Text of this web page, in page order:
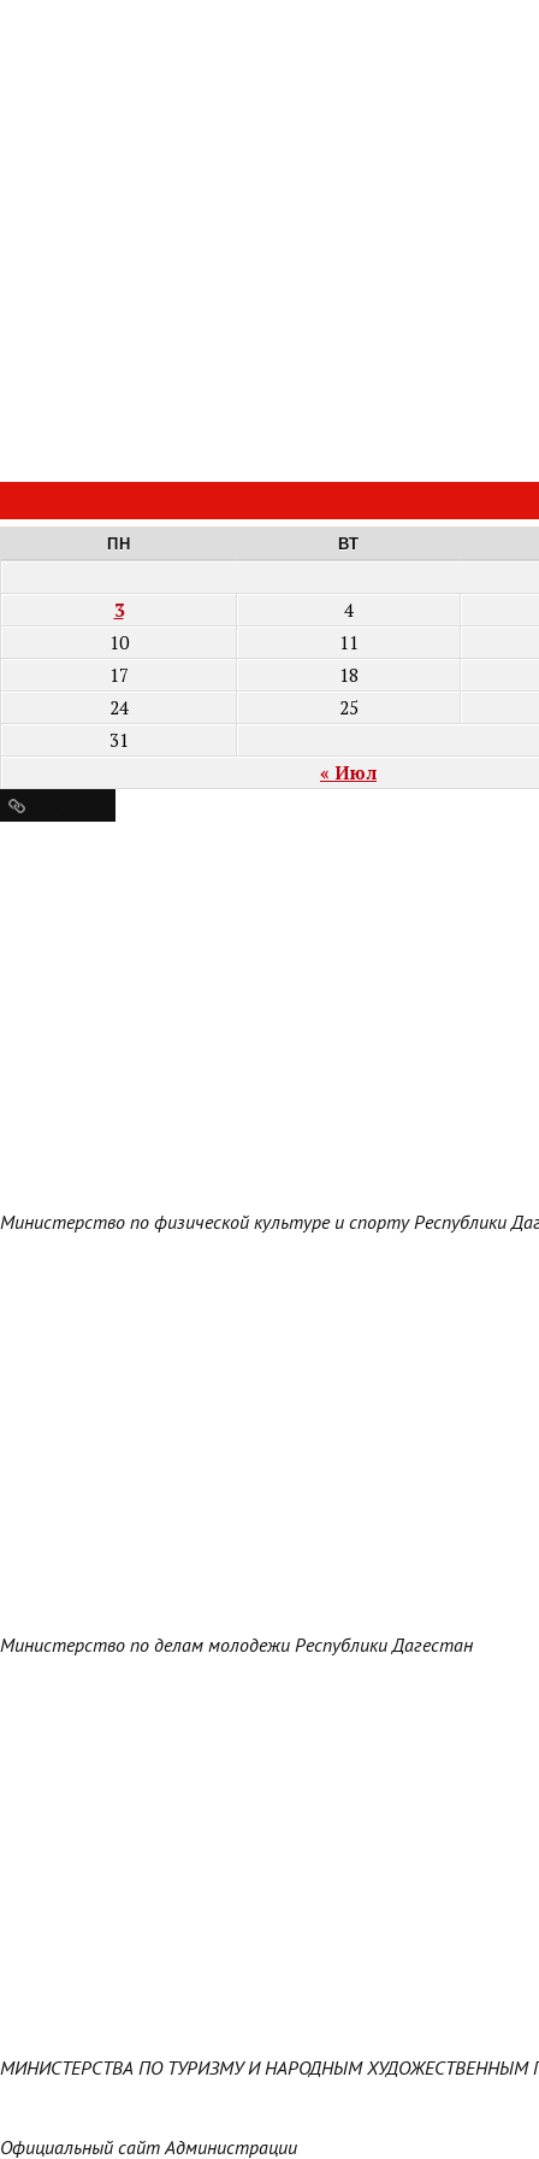
ПН ВТ
« Июл
3
4
10
11
17
18
24
25
31
Министерство по физической культуре и спорту Республики
Министерство по делам молодежи Республики Дагестан
МИНИСТЕРСТВА ПО ТУРИЗМУ И НАРОДНЫМ ХУДОЖЕСТВЕННЫМ
Официальный сайт Администрации